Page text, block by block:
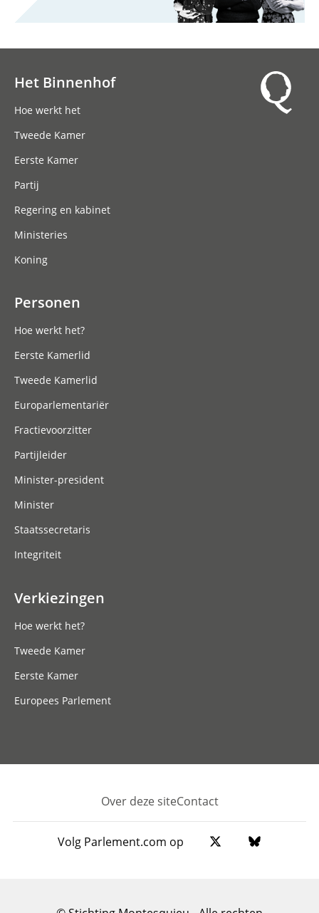
Het Binnenhof
Hoe werkt het
Tweede Kamer
Eerste Kamer
Partij
Regering en kabinet
Ministeries
Koning
Personen
Hoe werkt het?
Eerste Kamerlid
Tweede Kamerlid
Europarlementariër
Fractievoorzitter
Partijleider
Minister-president
Minister
Staatssecretaris
Integriteit
Verkiezingen
Hoe werkt het?
Tweede Kamer
Eerste Kamer
Europees Parlement
Footer
Over deze siteContact
Volg Parlement.com op